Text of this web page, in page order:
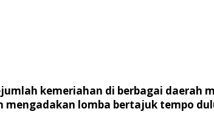
kemeriahan di berbagai daerah
lomba bertajuk tempo